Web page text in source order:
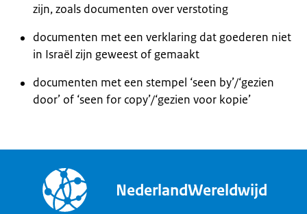
zijn, zoals documenten over verstoting
documenten met een verklaring dat goederen niet
in Israël zijn geweest of gemaakt
documenten met een stempel ‘seen by’/‘gezien
door’ of ‘seen for copy’/‘gezien voor kopie’
NederlandWereldwijd